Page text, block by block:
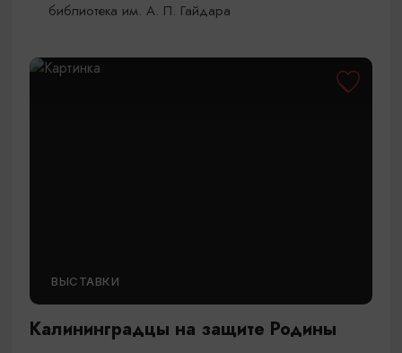
библиотека им. А. П. Гайдара
ВЫСТАВКИ
Калининградцы на защите Родины